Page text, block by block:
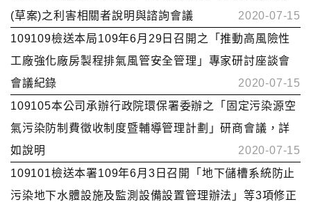
(草案)之利害相關者說明與諮詢會議
2020-07-15
109109檢送本局109年6月29日召開之「推動高風險性
工廠強化廠房製程排氣風管安全管理」專家研討座談會
會議紀錄
2020-07-15
109105本公司承辦行政院環保署委辦之「固定污染源空
氣污染防制費徵收制度暨輔導管理計劃」研商會議，詳
如說明
2020-07-15
109101檢送本署109年6月3日召開「地下儲槽系統防止
污染地下水體設施及監測設備設置管理辦法」等3項修正